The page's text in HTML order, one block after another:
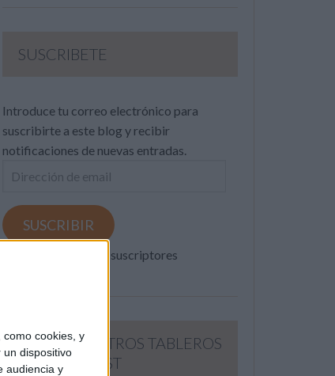
cookies, y
un dispositivo
audiencia y
SUSCRIBETE
Introduce tu correo electrónico para
suscribirte a este blog y recibir
notificaciones de nuevas entradas.
Dirección
email
SUSCRIBIR
Únete a otros 371K suscriptores
SIGUE NUESTROS TABLEROS
EN PINTEREST